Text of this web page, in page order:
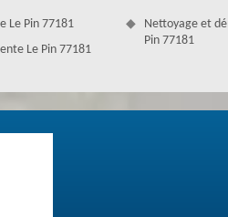
le
Le Pin 77181
Le Pin 77181
Nettoyage et
Pin 77181